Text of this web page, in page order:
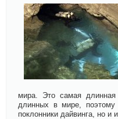
мира. Это самая
длинных в мире,
поклонники дайвинга, но и